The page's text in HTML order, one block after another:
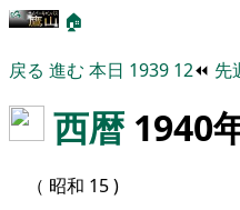
🏠
戻る 進む 本日 1939 12⏪ 先
西暦 1940
（ 昭和 15 )